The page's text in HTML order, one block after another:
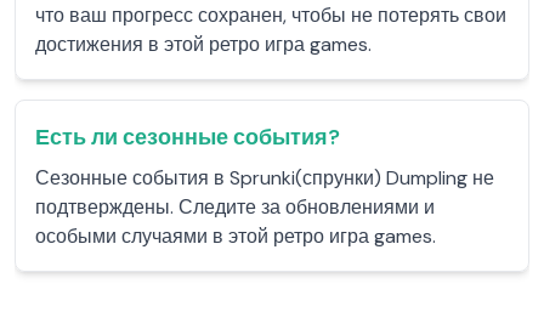
что ваш прогресс сохранен, чтобы не потерять свои
достижения в этой ретро игра games.
Есть ли сезонные события?
Сезонные события в Sprunki(спрунки) Dumpling не
подтверждены. Следите за обновлениями и
особыми случаями в этой ретро игра games.